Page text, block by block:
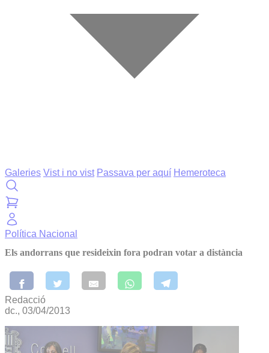
Galeries Vist i no vist Passava per aquí Hemeroteca
Política Nacional
Els andorrans que resideixin fora podran votar a distància
Redacció
dc., 03/04/2013